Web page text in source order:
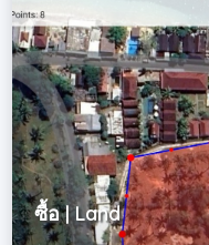
ซื้อ | Land